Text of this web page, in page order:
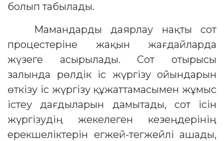
болып табылады.
Мамандарды даярлау нақты сот
процестеріне жақын жағдайларда
жүзеге асырылады. Сот отырысы
залында рөлдік іс жүргізу ойындарын
өткізу іс жүргізу құжаттамасымен жұмыс
істеу дағдыларын дамытады, сот ісін
жүргізудің жекелеген кезеңдерінің
ерекшеліктерін егжей-тегжейлі ашады,